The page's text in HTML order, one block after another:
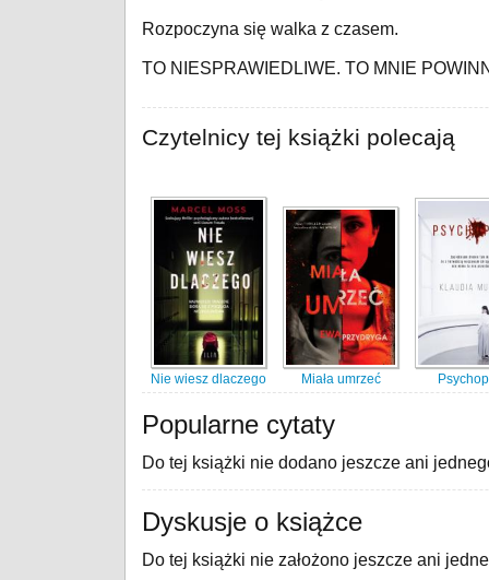
Rozpoczyna się walka z czasem.
TO NIESPRAWIEDLIWE. TO MNIE
Czytelnicy tej książki polecają
Nie wiesz dlaczego Miała umrzeć
Popularne cytaty
Do tej książki nie dodano jeszcze ani
Dyskusje o książce
Do tej książki nie założono jeszcze ani